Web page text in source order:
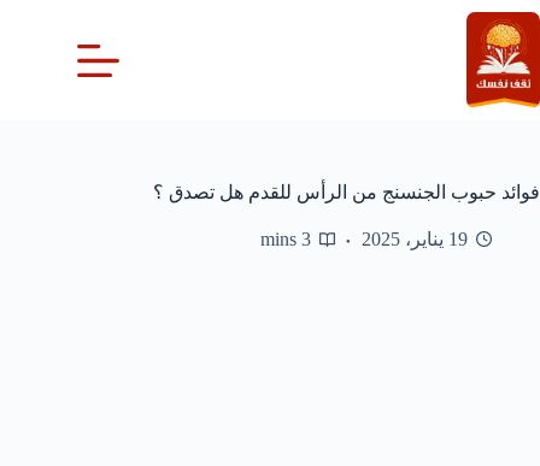
التجاوز
إلى
المحتوى
فوائد حبوب الجنسنج من الرأس للقدم هل تصدق ؟
19 يناير، 2025 3 mins